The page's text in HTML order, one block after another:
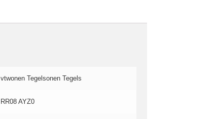
vtwonen Tegelsonen Tegels
RR08 AYZ0